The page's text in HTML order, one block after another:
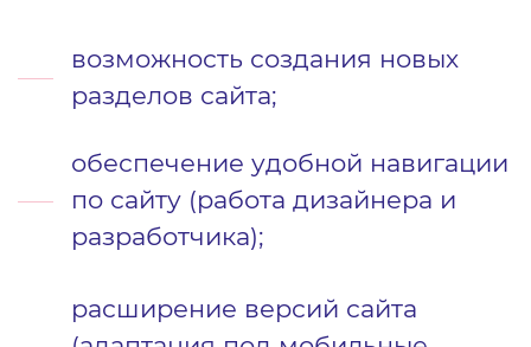
возможность создания новых
разделов сайта;
обеспечение удобной навигации
по сайту (работа дизайнера и
разработчика);
расширение версий сайта